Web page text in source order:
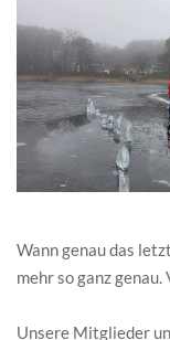
Wann genau das
mehr so ganz
Unsere Mitglieder